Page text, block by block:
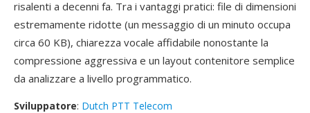
risalenti a decenni fa. Tra i vantaggi pratici: file di dimensioni
estremamente ridotte (un messaggio di un minuto occupa
circa 60 KB), chiarezza vocale affidabile nonostante la
compressione aggressiva e un layout contenitore semplice
da analizzare a livello programmatico.
Sviluppatore: Dutch PTT Telecom